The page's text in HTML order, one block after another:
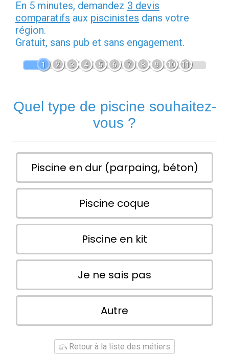
En 5 minutes, demandez 3 devis
comparatifs aux piscinistes dans votre
région.
Gratuit, sans pub et sans engagement.
1 2 3 4 5 6 7 8 9 10 11
Quel type de piscine souhaitez-
vous ?
Piscine en dur (parpaing, béton)
Piscine coque
Piscine en kit
Je ne sais pas
Autre
Retour à la liste des métiers